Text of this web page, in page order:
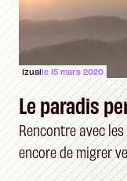
Izualle 15 mars 2020
Le paradis
Rencontre avec
encore de migrer